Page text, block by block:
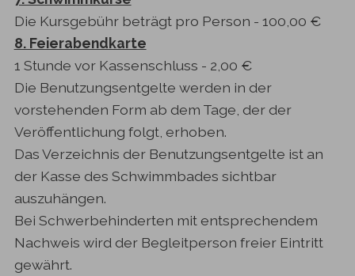
Die Kursgebühr beträgt pro Person - 100,00 €
8. Feierabendkarte
1 Stunde vor Kassenschluss - 2,00 €
Die Benutzungsentgelte werden in der
vorstehenden Form ab dem Tage, der der
Veröffentlichung folgt, erhoben.
Das Verzeichnis der Benutzungsentgelte ist an
der Kasse des Schwimmbades sichtbar
auszuhängen.
Bei Schwerbehinderten mit entsprechendem
Nachweis wird der Begleitperson freier Eintritt
gewährt.